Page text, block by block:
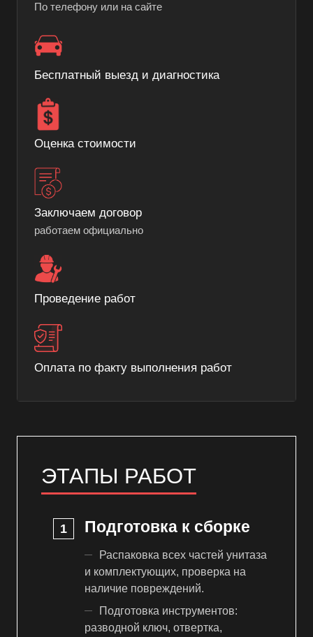
По телефону или на сайте
Бесплатный выезд и диагностика
Оценка стоимости
Заключаем договор
работаем официально
Проведение работ
Оплата по факту выполнения работ
ЭТАПЫ РАБОТ
Подготовка к сборке
Распаковка всех частей унитаза
и комплектующих, проверка на
наличие повреждений.
Подготовка инструментов:
разводной ключ, отвертка,